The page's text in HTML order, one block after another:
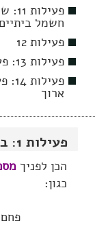
פעילות 1: בעירת דלקים
הכן לפניך
כגון:
חשמל
פעילות 12
פעילות 13: פעילות חיפוש מידע באינטרנט על אנרגיה
ארוך